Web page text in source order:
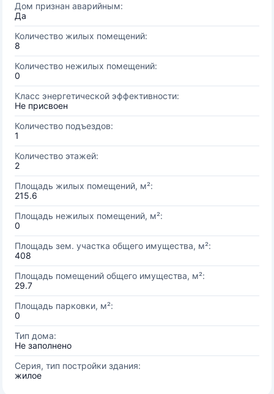
Дом признан аварийным:
Да
Количество жилых помещений:
8
Количество нежилых помещений:
0
Класс энергетической эффективности:
Не присвоен
Количество подъездов:
1
Количество этажей:
2
Площадь жилых помещений, м²:
215.6
Площадь нежилых помещений, м²:
0
Площадь зем. участка общего имущества, м²:
408
Площадь помещений общего имущества, м²:
29.7
Площадь парковки, м²:
0
Тип дома:
Не заполнено
Серия, тип постройки здания:
жилое